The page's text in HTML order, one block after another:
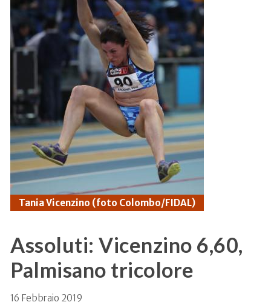
Tania Vicenzino (foto Colombo/FIDAL)
Assoluti: Vicenzino 6,60,
Palmisano tricolore
16 Febbraio 2019